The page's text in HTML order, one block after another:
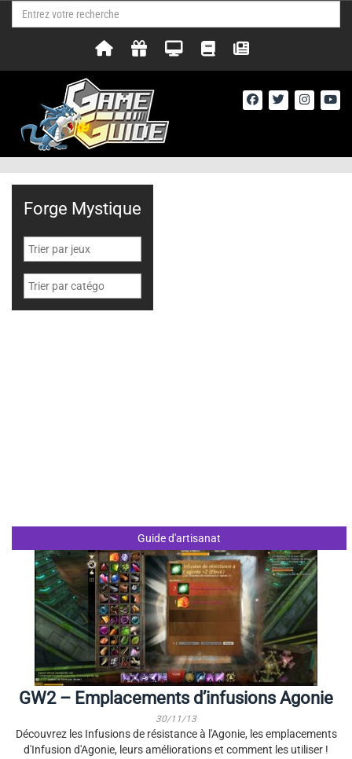
Guide d'artisanat
GW2 – Emplacements d’infusions Agonie
30/11/13
Découvrez les Infusions de résistance à l'Agonie, les emplacements
d'Infusion d'Agonie, leurs améliorations et comment les utiliser !
Forge Mystique